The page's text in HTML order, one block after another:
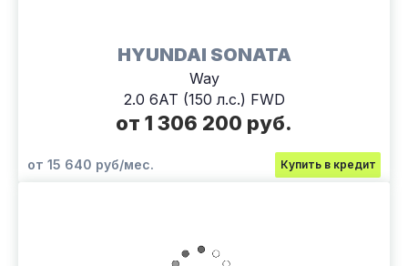
HYUNDAI SONATA
Way
2.0 6АТ (150 л.с.) FWD
от 1 306 200 руб.
от 15 640 руб/мес. Купить в кредит